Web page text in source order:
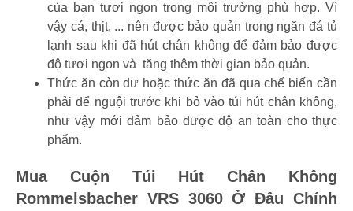
của bạn tươi ngon trong môi trường phù hợp. Vì
vậy cá, thịt, ... nên được bảo quản trong ngăn đá tủ
lạnh sau khi đã hút chân không để đảm bảo được
độ tươi ngon và tăng thêm thời gian bảo quản.
Thức ăn còn dư hoặc thức ăn đã qua chế biến cần
phải để nguội trước khi bỏ vào túi hút chân không,
như vậy mới đảm bảo được độ an toàn cho thực
phẩm.
Mua Cuộn Túi Hút Chân Không
Rommelsbacher VRS 3060 Ở Đâu Chính